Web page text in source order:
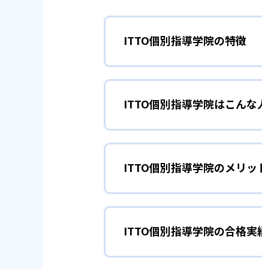
ITTO個別指導学院の特徴
01 授業形式
ITTO個別指導学院では、授業
ている。
スタンダードプラン：講師
フリープランでは、友達、兄
が必要だが、講師も指名する
ITTO個別指導学院はこんな
勉強の習慣を
小学生については、学習の習
無料で行われる。ITTO個別
る。
また、ITTO個別指導学院では
ITTO個別指導学院のメリッ
どんなメリットがある？
ITTO個別指導学院では、定期
模試」、追加で授業を行える
の秘訣である。
ITTO個別指導学院の合格実